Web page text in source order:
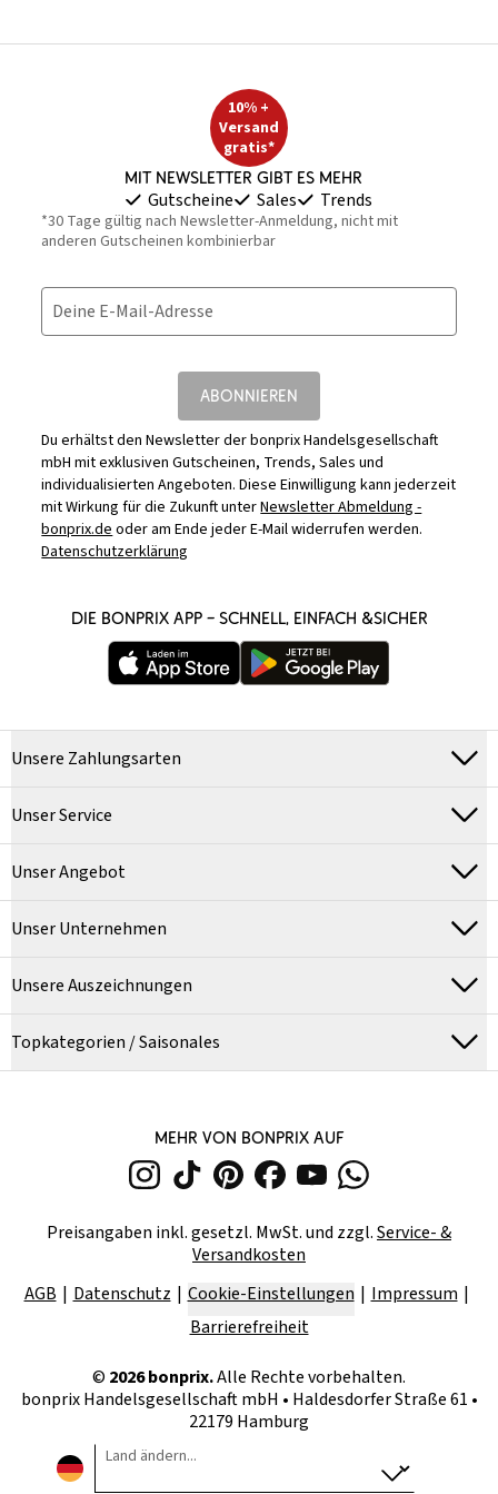
10% +
Versand
gratis*
Mit Newsletter gibt es mehr
Gutscheine Sales Trends
*30 Tage gültig nach Newsletter-Anmeldung, nicht mit
anderen Gutscheinen kombinierbar
Deine E-Mail-Adresse
ABONNIEREN
Du erhältst den Newsletter der bonprix Handelsgesellschaft
mbH mit exklusiven Gutscheinen, Trends, Sales und
individualisierten Angeboten. Diese Einwilligung kann jederzeit
mit Wirkung für die Zukunft unterNewsletter Abmeldung -
bonprix.deoder am Ende jeder E-Mail widerrufen werden.
Datenschutzerklärung
DIE BONPRIX APP – SCHNELL, EINFACH &SICHER
Unsere Zahlungsarten
Unser Service
Unser Angebot
Unser Unternehmen
Unsere Auszeichnungen
Topkategorien / Saisonales
MEHR VON BONPRIX AUF
Preisangaben inkl. gesetzl. MwSt. und zzgl.Service- &
Versandkosten
AGB
Datenschutz Cookie-Einstellungen
Impressum
Barrierefreiheit
© 2026bonprix.Alle Rechte vorbehalten.
bonprix Handelsgesellschaft mbH • Haldesdorfer Straße 61 •
22179 Hamburg
Land ändern...